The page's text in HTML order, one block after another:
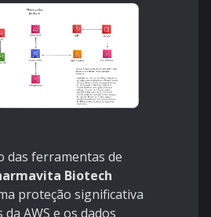
das ferramentas de
Biotech
proteção significativa
AWS e os dados